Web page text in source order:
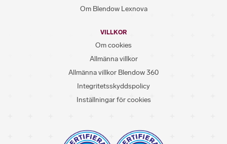
Om Blendow Lexnova
VILLKOR
Om cookies
Allmänna villkor
Allmänna villkor Blendow 360
Integritetsskyddspolicy
Inställningar för cookies